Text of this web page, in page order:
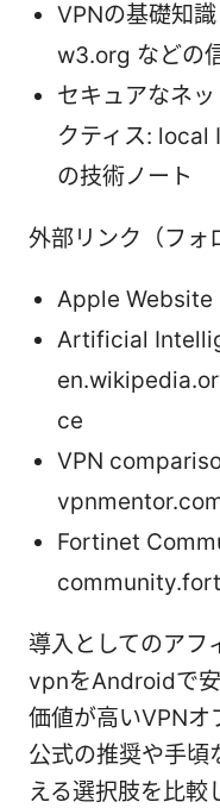
VPNの基礎知
w3.org などの
セキュアなネ
クティス: local
の技術ノート
外部リンク（フォ
Apple
Artificial
ce
VPN
Fortinet
導入としてのア
vpnをAndroidで
価値が高いVPNオ
公式の推奨や手頃
える選択肢を比較